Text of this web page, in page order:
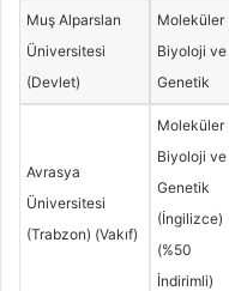
Muş Alparslan
Üniversitesi
(Devlet)
Moleküler
Biyoloji ve
Genetik
Avrasya
Üniversitesi
(Trabzon) (Vakıf)
Moleküler
Biyoloji ve
Genetik
(İngilizce)
(%50
İndirimli)